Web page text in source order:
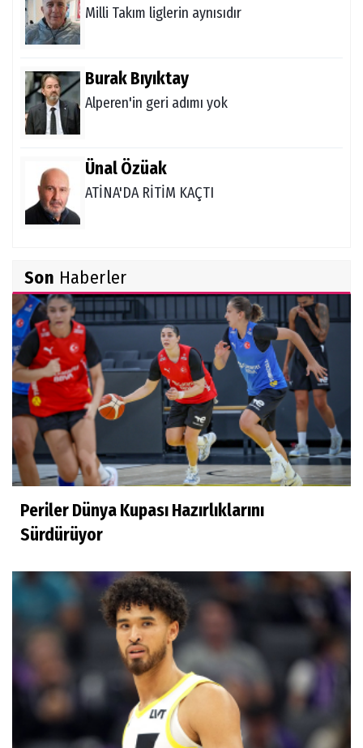
Milli Takım liglerin aynısıdır
Burak Bıyıktay
Alperen'in geri adımı yok
Ünal Özüak
ATİNA'DA RİTİM KAÇTI
DELİKANLI KOÇLAR
Hüseyin Demir
Amerikan Rüyası: Genç Türklerin NCAA
Rotası Büyüyor
Derya Yannıer
Bilimin ışığında...
Doğan Hakyemez
Ilgım Çetin
Muhteşem veda
Ece Ergez
TBL'YE YÜKSELEN İKİ BÜYÜK HİKÂYE
Son Haberler
Periler Dünya Kupası Hazırlıklarını
Sürdürüyor